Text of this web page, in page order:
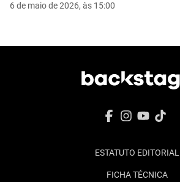
6 de maio de 2026, às 15:00
ESTATUTO EDITORIAL
FICHA TÉCNICA